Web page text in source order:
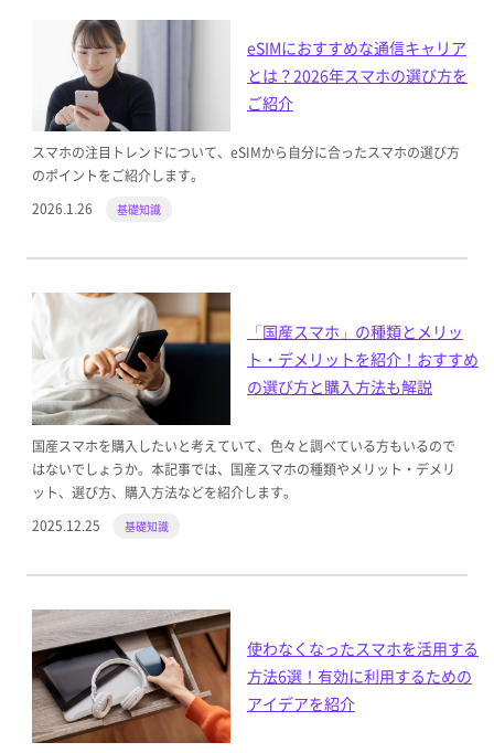
eSIMにおすすめな通信キャリア
とは？2026年スマホの選び方を
ご紹介
スマホの注目トレンドについて、eSIMから自分に合ったスマホの選び方
のポイントをご紹介します。
2026.1.26
基礎知識
「国産スマホ」の種類とメリッ
ト・デメリットを紹介！おすすめ
の選び方と購入方法も解説
国産スマホを購入したいと考えていて、色々と調べている方もいるので
はないでしょうか。本記事では、国産スマホの種類やメリット・デメリ
ット、選び方、購入方法などを紹介します。
2025.12.25
基礎知識
使わなくなったスマホを活用する
方法6選！有効に利用するための
アイデアを紹介